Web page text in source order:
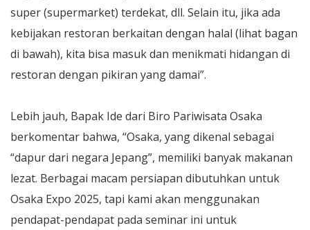
super (supermarket) terdekat, dll. Selain itu, jika ada
kebijakan restoran berkaitan dengan halal (lihat bagan
di bawah), kita bisa masuk dan menikmati hidangan di
restoran dengan pikiran yang damai”.
Lebih jauh, Bapak Ide dari Biro Pariwisata Osaka
berkomentar bahwa, “Osaka, yang dikenal sebagai
“dapur dari negara Jepang”, memiliki banyak makanan
lezat. Berbagai macam persiapan dibutuhkan untuk
Osaka Expo 2025, tapi kami akan menggunakan
pendapat-pendapat pada seminar ini untuk